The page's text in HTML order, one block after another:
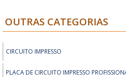
PLACA DE CIRCUITO IMPRESSO VIRGEM
ORÇAMENTO ONLINE PLACA DE CIRCUITO
PLACA DE CIRCUITO IMPRESSO ILHADA
OUTRAS CATEGORIAS
CIRCUITO IMPRESSO
PLACA DE CIRCUITO IMPRESSO